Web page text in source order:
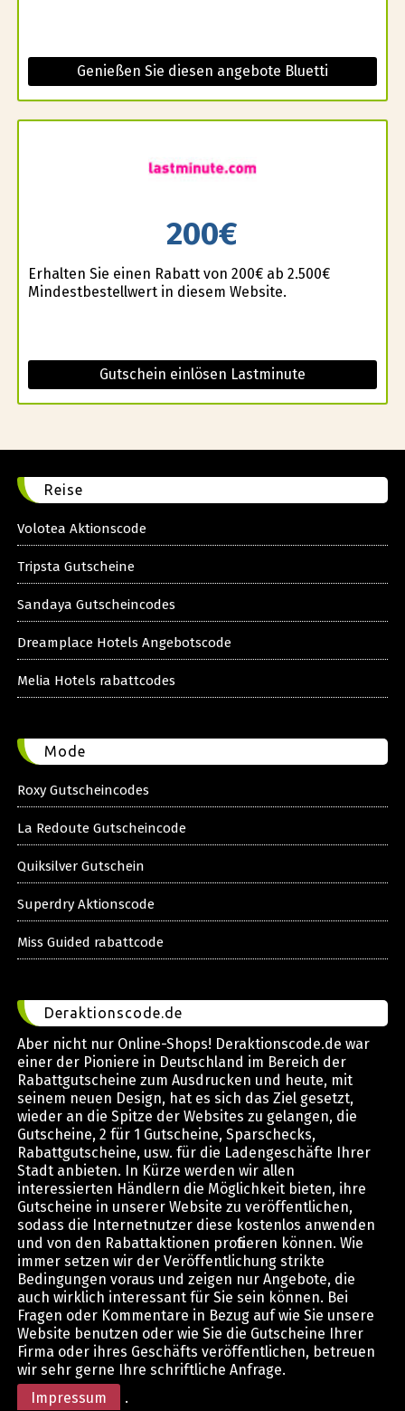
Genießen Sie diesen angebote Bluetti
200€
Erhalten Sie einen Rabatt von 200€ ab 2.500€
Mindestbestellwert in diesem Website.
Gutschein einlösen Lastminute
Reise
Volotea Aktionscode
Tripsta Gutscheine
Sandaya Gutscheincodes
Dreamplace Hotels Angebotscode
Melia Hotels rabattcodes
Mode
Roxy Gutscheincodes
La Redoute Gutscheincode
Quiksilver Gutschein
Superdry Aktionscode
Miss Guided rabattcode
Deraktionscode.de
Aber nicht nur Online-Shops! Deraktionscode.de war
einer der Pioniere in Deutschland im Bereich der
Rabattgutscheine zum Ausdrucken und heute, mit
seinem neuen Design, hat es sich das Ziel gesetzt,
wieder an die Spitze der Websites zu gelangen, die
Gutscheine, 2 für 1 Gutscheine, Sparschecks,
Rabattgutscheine, usw. für die Ladengeschäfte Ihrer
Stadt anbieten. In Kürze werden wir allen
interessierten Händlern die Möglichkeit bieten, ihre
Gutscheine in unserer Website zu veröffentlichen,
sodass die Internetnutzer diese kostenlos anwenden
und von den Rabattaktionen profitieren können. Wie
immer setzen wir der Veröffentlichung strikte
Bedingungen voraus und zeigen nur Angebote, die
auch wirklich interessant für Sie sein können. Bei
Fragen oder Kommentare in Bezug auf wie Sie unsere
Website benutzen oder wie Sie die Gutscheine Ihrer
Firma oder ihres Geschäfts veröffentlichen, betreuen
wir sehr gerne Ihre schriftliche Anfrage.
Impressum
.